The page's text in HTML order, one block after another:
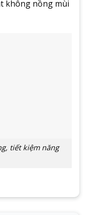
không nồng mùi
tiết kiệm năng